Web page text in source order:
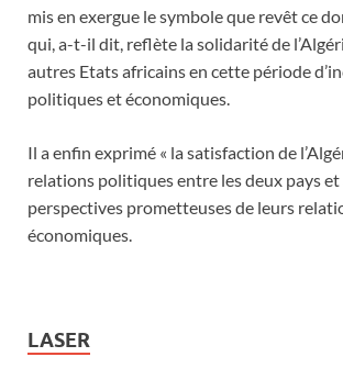
mis en exergue le symbole que revêt ce
qui, a-t-il dit, reflète la solidarité de
autres Etats africains en cette période
politiques et économiques.
Il a enfin exprimé « la satisfaction de
relations politiques entre les deux pays et
perspectives prometteuses de leurs
économiques.
LASER